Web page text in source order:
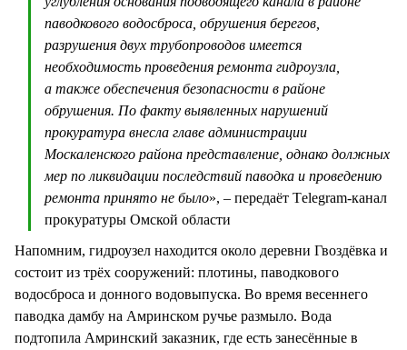
паводкового водосброса, обрушения берегов,
разрушения двух трубопроводов имеется
необходимость проведения ремонта гидроузла,
а также обеспечения безопасности в районе
обрушения. По факту выявленных нарушений
прокуратура внесла главе администрации
Москаленского района представление, однако должных
мер по ликвидации последствий паводка и проведению
ремонта принято не было», – передаёт Тelegram-канал
прокуратуры Омской области
Напомним, гидроузел находится около деревни Гвоздёвка и
состоит из трёх сооружений: плотины, паводкового
водосброса и донного водовыпуска. Во время весеннего
паводка дамбу на Амринском ручье размыло. Вода
подтопила Амринский заказник, где есть занесённые в